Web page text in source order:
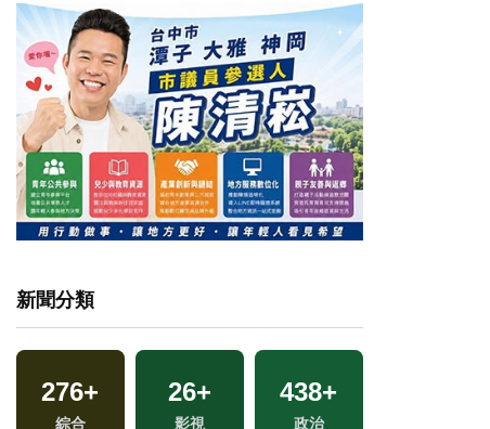
新聞分類
276+
綜合
26+
影視
438+
政治